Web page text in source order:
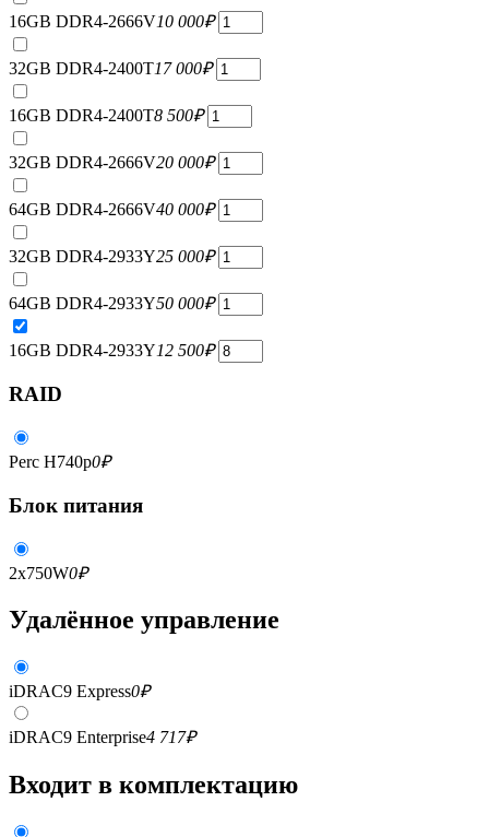
16GB DDR4-2666V10 000₽
32GB DDR4-2400T17 000₽
16GB DDR4-2400T8 500₽
32GB DDR4-2666V20 000₽
64GB DDR4-2666V40 000₽
32GB DDR4-2933Y25 000₽
64GB DDR4-2933Y50 000₽
16GB DDR4-2933Y12 500₽
RAID
Perc H740p0₽
Блок питания
2x750W0₽
Удалённое управление
iDRAC9 Express0₽
iDRAC9 Enterprise4 717₽
Входит в комплектацию